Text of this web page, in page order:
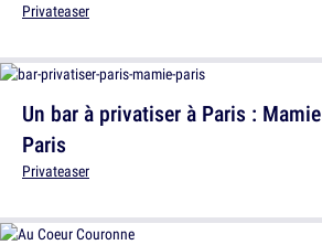
Privateaser
Un bar à privatiser à Paris : Mamie
Paris
Privateaser